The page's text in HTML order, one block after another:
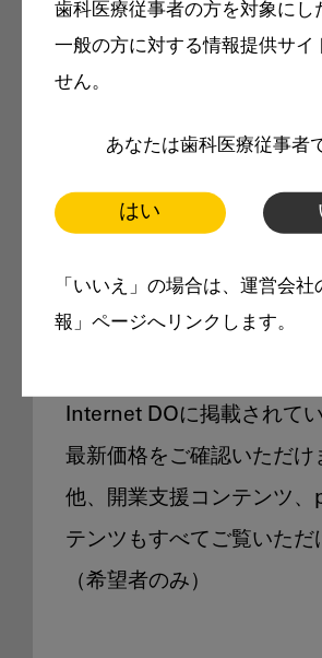
歯科医療従事者の方を対象にし
一般の方に対する情報提供サイ
せん。
あなたは歯科医療従事者
はい
「いいえ」の場合は、運営会社
報」ページへリンクします。
メリット
製品価格も閲覧
Internet DOに掲載されて
最新価格をご確認いただけ
他、開業支援コンテンツ、
テンツもすべてご覧いただ
（希望者のみ）